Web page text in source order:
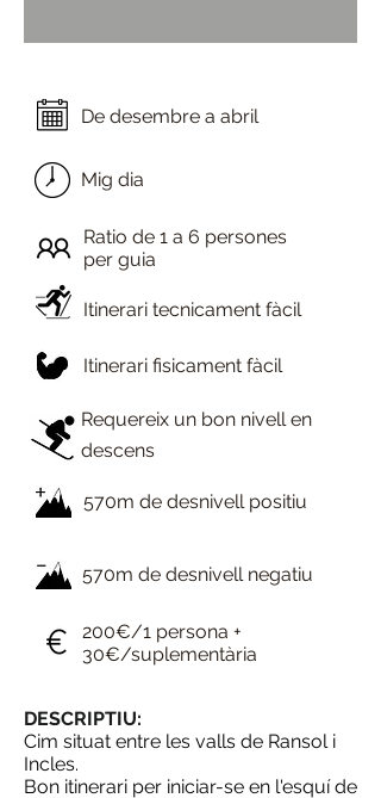
De desembre a abril
Mig dia
Ratio de 1 a 6 persones
per guia
Itinerari tecnicament fàcil
Itinerari fisicament fàcil
Requereix un bon nivell en
descens
570m de desnivell positiu
570m de desnivell negatiu
200€/1 persona +
30€/suplementària
DESCRIPTIU:
Cim situat entre les valls de Ransol i
Incles.
Bon itinerari per iniciar-se en l'esquí de